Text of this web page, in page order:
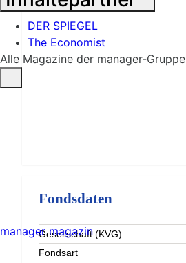
Fondsdaten
Gesellschaft (KVG)
Fondsart
DER SPIEGEL
The Economist
Alle Magazine der manager-Gruppe
manager magazin